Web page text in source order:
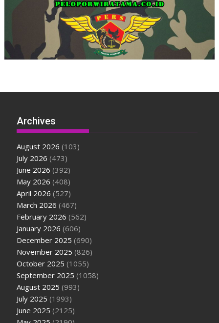
Archives
August 2026 (103)
July 2026 (473)
June 2026 (392)
May 2026 (408)
April 2026 (527)
March 2026 (467)
February 2026 (562)
January 2026 (606)
December 2025 (690)
November 2025 (826)
October 2025 (1055)
September 2025 (1058)
August 2025 (993)
July 2025 (1993)
June 2025 (2125)